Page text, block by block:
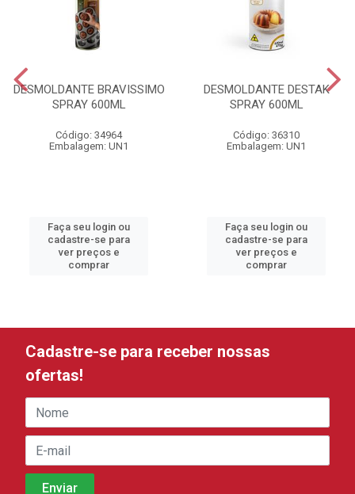
DESMOLDANTE BRAVISSIMO
SPRAY 600ML
Código: 34964
Embalagem: UN1
Faça seu login ou
cadastre-se para
ver preços e
comprar
DESMOLDANTE DESTAK
SPRAY 600ML
Código: 36310
Embalagem: UN1
Faça seu login ou
cadastre-se para
ver preços e
comprar
Cadastre-se para receber nossas
ofertas!